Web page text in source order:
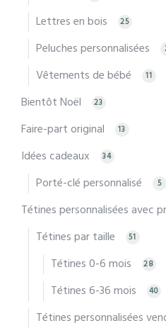
Lettres en bois 25
Peluches personnalisées
Vêtements de bébé 11
Bientôt Noël 23
Faire-part original 13
Idées cadeaux 34
Porté-clé personnalisé 5
Tétines personnalisées avec
Tétines par taille 51
Tétines 0-6 mois 28
Tétines 6-36 mois 40
Tétines personnalisées